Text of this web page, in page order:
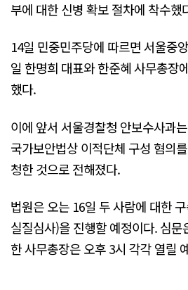
부에 대한 신병 확보 절차에 착수했
14일 민중민주당에 따르면 서울중
일 한명희 대표와 한준혜 사무총장
했다.
이에 앞서 서울경찰청 안보수사과
국가보안법상 이적단체 구성 혐의
청한 것으로 전해졌다.
법원은 오는 16일 두 사람에 대한
실질심사)을 진행할 예정이다. 심
한 사무총장은 오후 3시 각각 열릴